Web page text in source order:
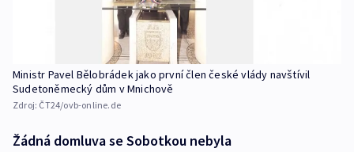
Ministr Pavel Bělobrádek jako první člen české vlády navštívil
Sudetoněmecký dům v Mnichově
Zdroj: ČT24/ovb-online.de
Žádná domluva se Sobotkou nebyla